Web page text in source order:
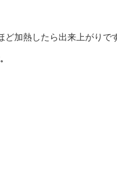
ど加熱したら出来上がりで